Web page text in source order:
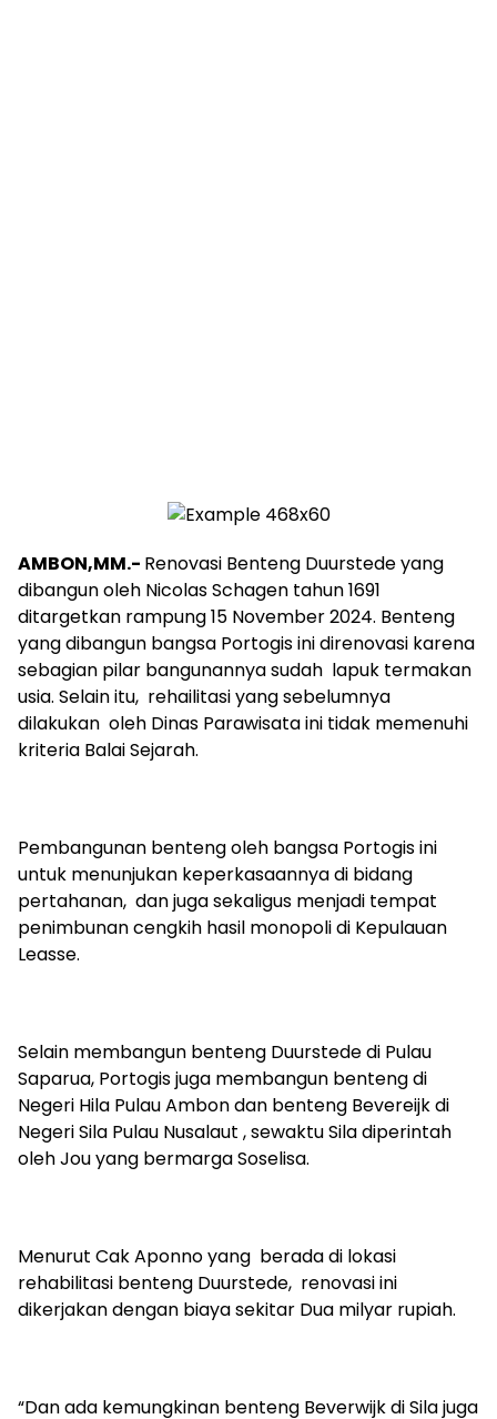
AMBON,MM.- Renovasi Benteng Duurstede yang
dibangun oleh Nicolas Schagen tahun 1691
ditargetkan rampung 15 November 2024. Benteng
yang dibangun bangsa Portogis ini direnovasi karena
sebagian pilar bangunannya sudah lapuk termakan
usia. Selain itu, rehailitasi yang sebelumnya
dilakukan oleh Dinas Parawisata ini tidak memenuhi
kriteria Balai Sejarah.
Pembangunan benteng oleh bangsa Portogis ini
untuk menunjukan keperkasaannya di bidang
pertahanan, dan juga sekaligus menjadi tempat
penimbunan cengkih hasil monopoli di Kepulauan
Leasse.
Selain membangun benteng Duurstede di Pulau
Saparua, Portogis juga membangun benteng di
Negeri Hila Pulau Ambon dan benteng Bevereijk di
Negeri Sila Pulau Nusalaut , sewaktu Sila diperintah
oleh Jou yang bermarga Soselisa.
Menurut Cak Aponno yang berada di lokasi
rehabilitasi benteng Duurstede, renovasi ini
dikerjakan dengan biaya sekitar Dua milyar rupiah.
“Dan ada kemungkinan benteng Beverwijk di Sila juga